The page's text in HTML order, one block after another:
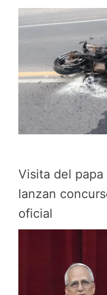
Visita del papa
lanzan
oficial